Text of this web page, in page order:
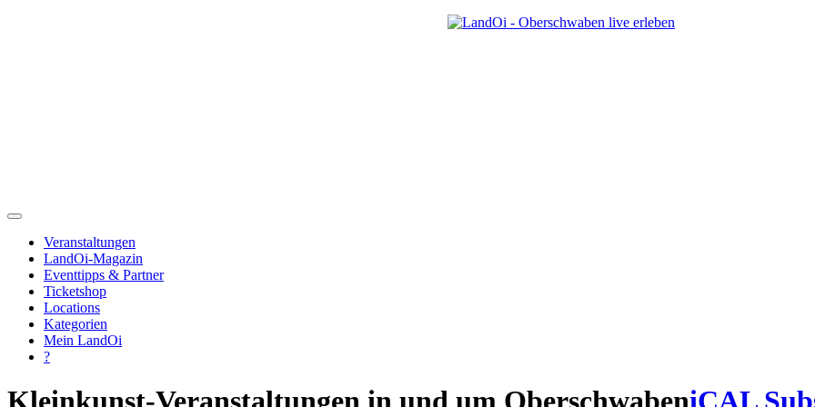
Veranstaltungen
LandOi-Magazin
Eventtipps & Partner
Ticketshop
Locations
Kategorien
Mein LandOi
?